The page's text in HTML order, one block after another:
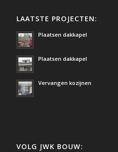
LAATSTE PROJECTEN:
Plaatsen dakkapel
Plaatsen dakkapel
Vervangen kozijnen
VOLG JWK BOUW: